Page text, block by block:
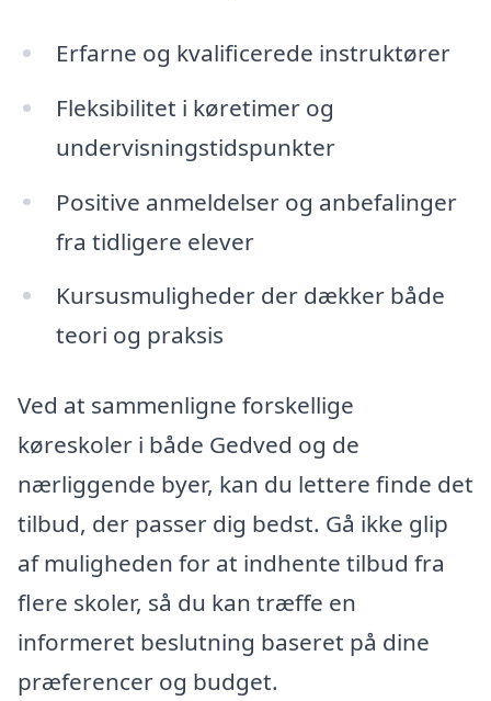
Erfarne og kvalificerede instruktører
Fleksibilitet i køretimer og
undervisningstidspunkter
Positive anmeldelser og anbefalinger
fra tidligere elever
Kursusmuligheder der dækker både
teori og praksis
Ved at sammenligne forskellige
køreskoler i både Gedved og de
nærliggende byer, kan du lettere finde det
tilbud, der passer dig bedst. Gå ikke glip
af muligheden for at indhente tilbud fra
flere skoler, så du kan træffe en
informeret beslutning baseret på dine
præferencer og budget.